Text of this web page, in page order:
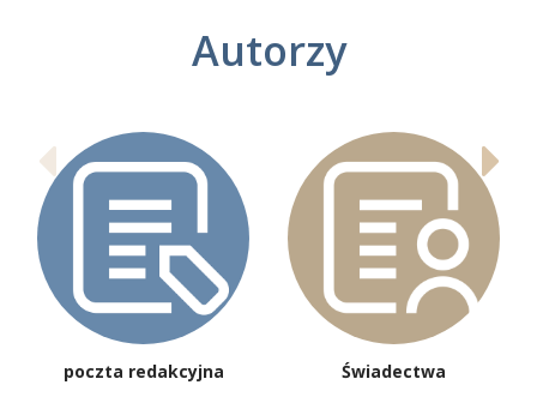
Autorzy
poczta redakcyjna Świadectwa